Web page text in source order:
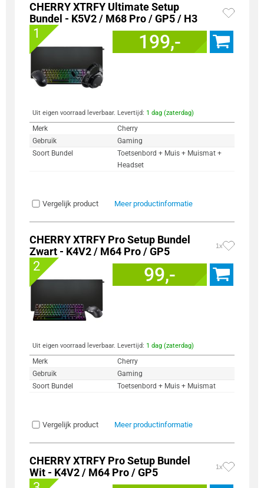
CHERRY XTRFY Ultimate Setup
Bundel - K5V2 / M68 Pro / GP5 / H3
1 199,-
Uit eigen voorraad leverbaar. Levertijd: 1 dag (zaterdag)
Merk
Cherry
Gebruik
Gaming
Soort Bundel
Toetsenbord + Muis + Muismat +
Headset
Vergelijk product Meer productinformatie
CHERRY XTRFY Pro Setup Bundel
Zwart - K4V2 / M64 Pro / GP5
1x
2 99,-
Uit eigen voorraad leverbaar. Levertijd: 1 dag (zaterdag)
Merk
Cherry
Gebruik
Gaming
Soort Bundel
Toetsenbord + Muis + Muismat
Vergelijk product Meer productinformatie
CHERRY XTRFY Pro Setup Bundel
Wit - K4V2 / M64 Pro / GP5
1x